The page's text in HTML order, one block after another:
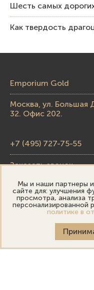
Emporium Gold
Москва, ул. Большая
32. Офис 202.
+7 (495) 727-75-55
Заказать звонок
Режим работы:
Пн-Пт: 10:00–20:00
Мы и наши партнеры
сайте для: улучшения
просмотра, анализа
персонализированной
политике в